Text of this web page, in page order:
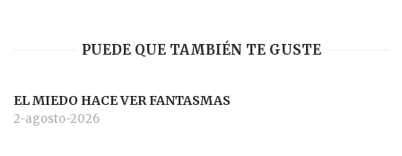
PUEDE QUE TAMBIÉN TE GUSTE
EL MIEDO HACE VER FANTASMAS
2-agosto-2026